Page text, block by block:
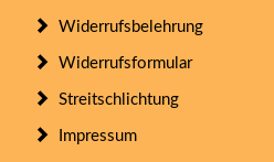
Widerrufsbelehrung
Widerrufsformular
Streitschlichtung
Impressum